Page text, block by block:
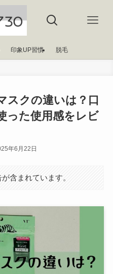
印象UP習慣 脱毛
スクの違いは？口
った使用感をレビ
年6月22日
含まれています。